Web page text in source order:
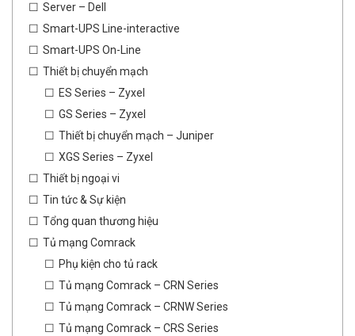
Server – Dell
Smart-UPS Line-interactive
Smart-UPS On-Line
Thiết bị chuyển mạch
ES Series – Zyxel
GS Series – Zyxel
Thiết bị chuyển mạch – Juniper
XGS Series – Zyxel
Thiết bị ngoại vi
Tin tức & Sự kiện
Tổng quan thương hiệu
Tủ mạng Comrack
Phụ kiện cho tủ rack
Tủ mạng Comrack – CRN Series
Tủ mạng Comrack – CRNW Series
Tủ mạng Comrack – CRS Series